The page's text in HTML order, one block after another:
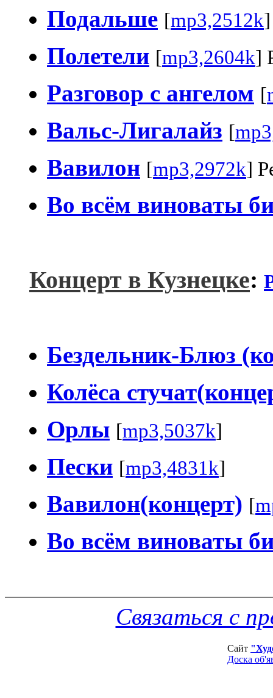
Подальше [mp3,2512k
Полетели [mp3,2604k]
Разговор с ангелом [
Вальс-Лигалайз [
Вавилон [mp3,2972k]
Во всём виноваты
Концерт в Кузнецке:
Бездельник-Блюз
Колёса
Орлы [mp3,5037k]
Пески [mp3,4831k]
Вавилон(концерт) [
Во всём виноваты
Связаться с
Сайт
Доска